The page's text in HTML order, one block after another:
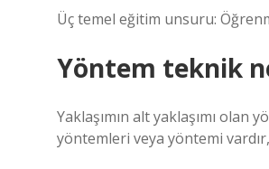
Üç temel eğitim unsuru:
Yöntem teknik
Yaklaşımın alt yaklaşımı
yöntemleri veya yöntemi